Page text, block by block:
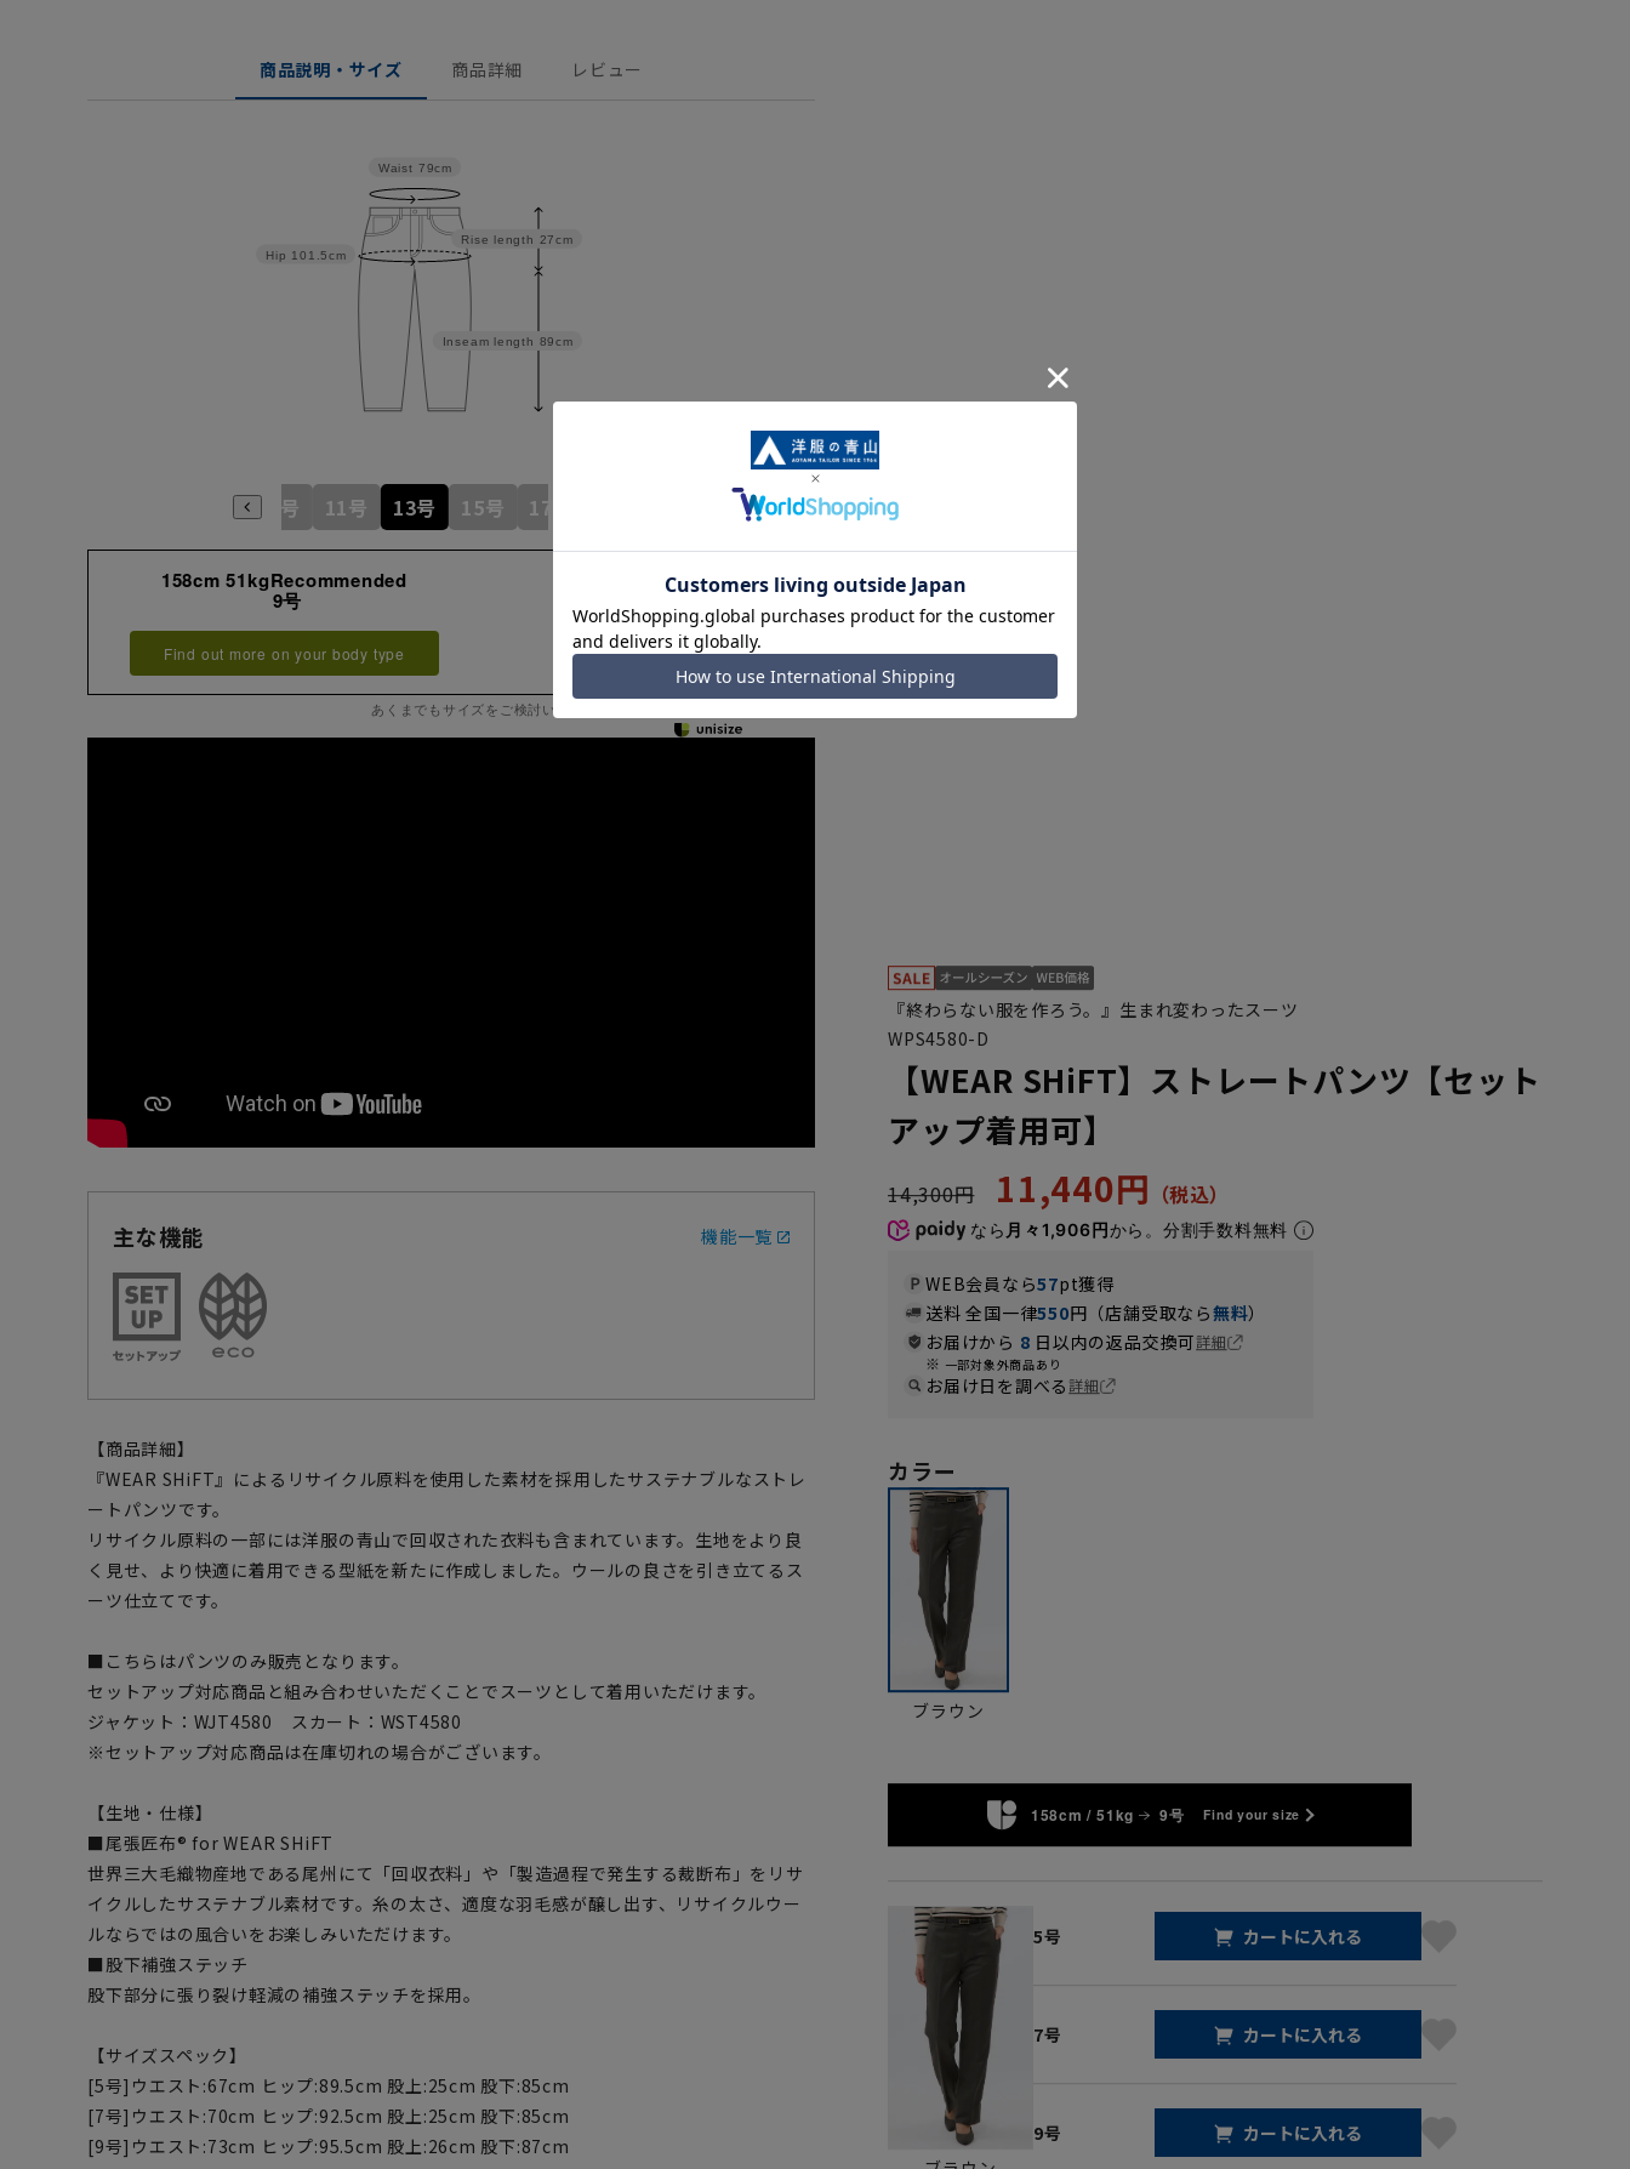
商品説明・サイズ 商品詳細 レビュー
Inseam length 89cm
Rise length 27cm
Hip 101.5cm
Waist 79cm
7号 9号 11号 13号 15号 17号
158cm 51kgRecommended
9号
Find out more on your body type
あくまでもサイズをご検討いただく際の目安となります。
主な機能 機能一覧
【商品詳細】
『WEAR SHiFT』によるリサイクル原料を使用した素材を採用したサステナブルなストレ
ートパンツです。
リサイクル原料の一部には洋服の青山で回収された衣料も含まれています。生地をより良
く見せ、より快適に着用できる型紙を新たに作成しました。ウールの良さを引き立てるス
ーツ仕立てです。
■こちらはパンツのみ販売となります。
セットアップ対応商品と組み合わせいただくことでスーツとして着用いただけます。
ジャケット：WJT4580 スカート：WST4580
※セットアップ対応商品は在庫切れの場合がございます。
【生地・仕様】
■尾張匠布® for WEAR SHiFT
世界三大毛織物産地である尾州にて「回収衣料」や「製造過程で発生する裁断布」をリサ
イクルしたサステナブル素材です。糸の太さ、適度な羽毛感が醸し出す、リサイクルウー
ルならではの風合いをお楽しみいただけます。
■股下補強ステッチ
股下部分に張り裂け軽減の補強ステッチを採用。
【サイズスペック】
[5号]ウエスト:67cm ヒップ:89.5cm 股上:25cm 股下:85cm
[7号]ウエスト:70cm ヒップ:92.5cm 股上:25cm 股下:85cm
[9号]ウエスト:73cm ヒップ:95.5cm 股上:26cm 股下:87cm
『終わらない服を作ろう。』生まれ変わったスーツ
WPS4580-D
【WEAR SHiFT】ストレートパンツ【セット
アップ着用可】
14,300円 11,440円
なら 月々1,906円から。分割手数料無料
WEB会員なら57pt獲得
送料 全国一律550円（店舗受取なら無料）
お届けから 8 日以内の返品交換可詳細
一部対象外商品あり
お届け日を調べる詳細
カラー
ブラウン
158cm / 51kg 9号 Find your size
5号 カートに入れる
7号 カートに入れる
9号 カートに入れる